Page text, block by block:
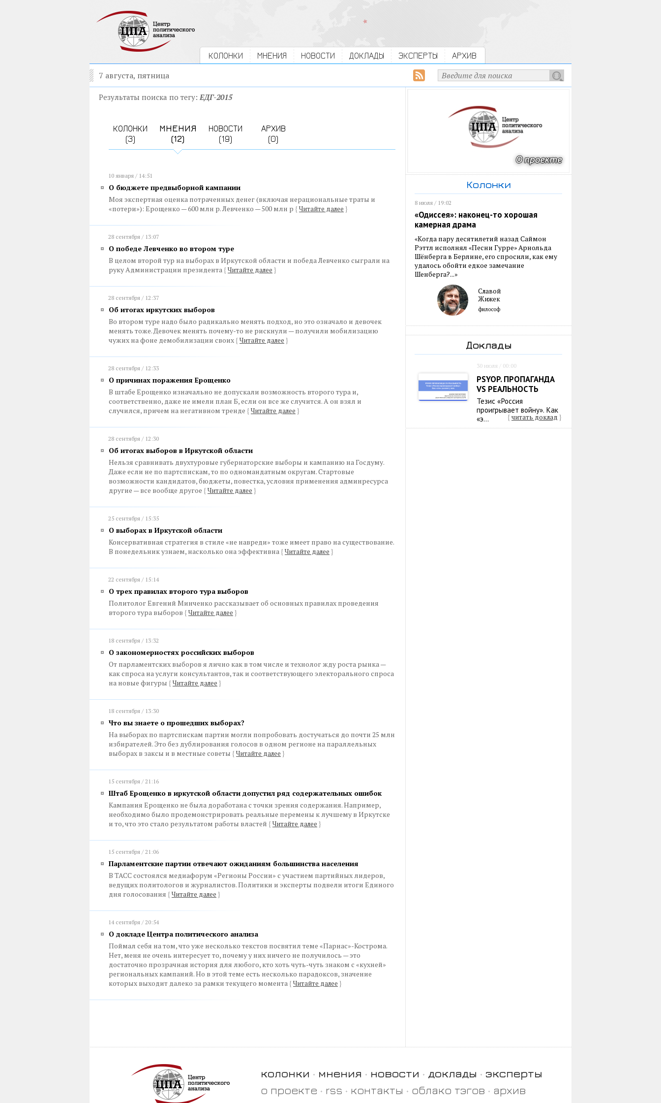
КОЛОНКИ МНЕНИЯ НОВОСТИ ДОКЛАДЫ ЭКСПЕРТЫ АРХИВ
7 августа, пятница
Результаты поиска по тегу:ЕДГ-2015
КОЛОНКИ
(3)
МНЕНИЯ
(12)
НОВОСТИ
(19)
АРХИВ
(0)
10 января / 14:51
О бюджете предвыборной кампании
Моя экспертная оценка потраченных денег (включая нерациональные траты и
«потери»): Ерощенко — 600 млн р. Левченко — 500 млн р { Читайте далее }
28 сентября / 13:07
О победе Левченко во втором туре
В целом второй тур на выборах в Иркутской области и победа Левченко сыграли на
руку Администрации президента { Читайте далее }
28 сентября / 12:37
Об итогах иркутских выборов
Во втором туре надо было радикально менять подход, но это означало и девочек
менять тоже. Девочек менять почему-то не рискнули — получили мобилизацию
чужих на фоне демобилизации своих { Читайте далее }
28 сентября / 12:33
О причинах поражения Ерощенко
В штабе Ерощенко изначально не допускали возможность второго тура и,
соответственно, даже не имели план Б, если он все же случится. А он взял и
случился, причем на негативном тренде { Читайте далее }
28 сентября / 12:30
Об итогах выборов в Иркутской области
Нельзя сравнивать двухтуровые губернаторские выборы и кампанию на Госдуму.
Даже если не по партспискам, то по одномандатным округам. Стартовые
возможности кандидатов, бюджеты, повестка, условия применения админресурса
другие — все вообще другое { Читайте далее }
25 сентября / 15:35
О выборах в Иркутской области
Консервативная стратегия в стиле «не навреди» тоже имеет право на существование.
В понедельник узнаем, насколько она эффективна { Читайте далее }
22 сентября / 15:14
О трех правилах второго тура выборов
Политолог Евгений Минченко рассказывает об основных правилах проведения
второго тура выборов { Читайте далее }
18 сентября / 13:32
О закономерностях российских выборов
От парламентских выборов я лично как в том числе и технолог жду роста рынка —
как спроса на услуги консультантов, так и соответствующего электорального спроса
на новые фигуры { Читайте далее }
18 сентября / 13:30
Что вы знаете о прошедших выборах?
На выборах по партспискам партии могли попробовать достучаться до почти 25 млн
избирателей. Это без дублирования голосов в одном регионе на параллельных
выборах в заксы и в местные советы { Читайте далее }
15 сентября / 21:16
Штаб Ерощенко в иркутской области допустил ряд содержательных ошибок
Кампания Ерощенко не была доработана с точки зрения содержания. Например,
необходимо было продемонстрировать реальные перемены к лучшему в Иркутске
и то, что это стало результатом работы властей { Читайте далее }
15 сентября / 21:06
Парламентские партии отвечают ожиданиям большинства населения
В ТАСС состоялся медиафорум «Регионы России» с участием партийных лидеров,
ведущих политологов и журналистов. Политики и эксперты подвели итоги Единого
дня голосования { Читайте далее }
14 сентября / 20:54
О докладе Центра политического анализа
Поймал себя на том, что уже несколько текстов посвятил теме «Парнас»-Кострома.
Нет, меня не очень интересует то, почему у них ничего не получилось — это
достаточно прозрачная история для любого, кто хоть чуть-чуть знаком с «кухней»
региональных кампаний. Но в этой теме есть несколько парадоксов, значение
которых выходит далеко за рамки текущего момента { Читайте далее }
Колонки
8 июля / 19:02
«Одиссея»: наконец-то хорошая
камерная драма
«Когда пару десятилетий назад Саймон
Рэттл исполнял «Песни Гурре» Арнольда
Шёнберга в Берлине, его спросили, как ему
удалось обойти едкое замечание
Шенберга?...»
Славой
Жижек
философ
Доклады
30 июля / 00:00
PSYOP. ПРОПАГАНДА
VS РЕАЛЬНОСТЬ
Тезис «Россия
проигрывает войну». Как
«э...
{ читать доклад }
колонки мнения новости доклады
эксперты
о проекте
rss контакты облако тэгов архив